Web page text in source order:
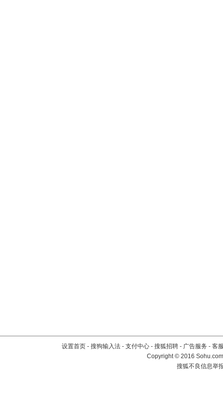
设置首页 - 搜狗输入法 - 支付中心 - 搜狐招聘 - 广告服务 - 客
Copyright©2016
搜狐不良信息举